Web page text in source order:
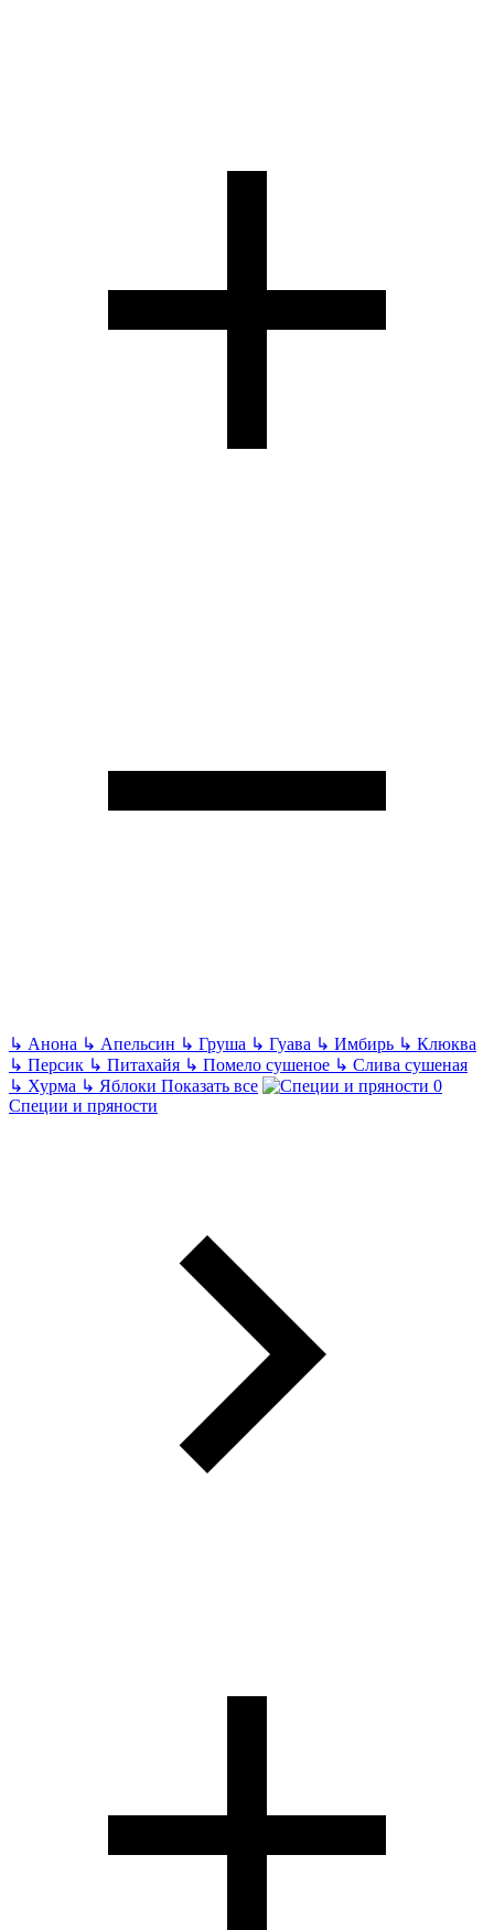
↳ Анона ↳ Апельсин ↳ Груша ↳ Гуава ↳ Имбирь ↳ Клюква
↳ Персик ↳ Питахайя ↳ Помело сушеное ↳ Слива сушеная
↳ Хурма ↳ Яблоки Показать все
Специи и пряности